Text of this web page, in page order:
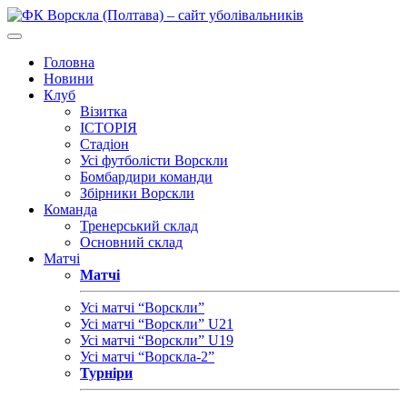
Головна
Новини
Клуб
Візитка
ІСТОРІЯ
Стадіон
Усі футболісти Ворскли
Бомбардири команди
Збірники Ворскли
Команда
Тренерський склад
Основний склад
Матчі
Матчі
Усі матчі “Ворскли”
Усі матчі “Ворскли” U21
Усі матчі “Ворскли” U19
Усі матчі “Ворскла-2”
Турніри